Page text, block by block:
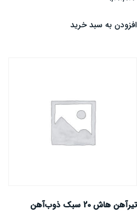
به سبد خرید
هاش 20 سبک ذوب‌آهن